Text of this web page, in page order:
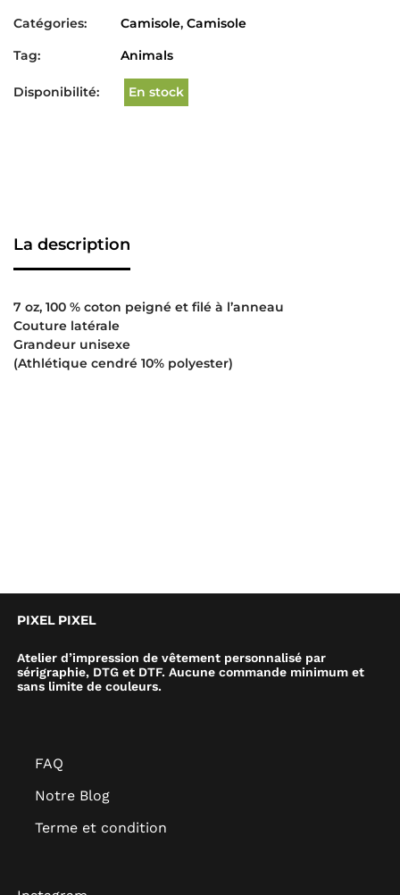
Catégories:
Camisole, Camisole
Tag:
Animals
Disponibilité: En stock
La description
7 oz, 100 % coton peigné et filé à l’anneau
Couture latérale
Grandeur unisexe
(Athlétique cendré 10% polyester)
PIXEL PIXEL
Atelier d’impression de vêtement personnalisé par
sérigraphie, DTG et DTF. Aucune commande minimum et
sans limite de couleurs.
FAQ
Notre Blog
Terme et condition